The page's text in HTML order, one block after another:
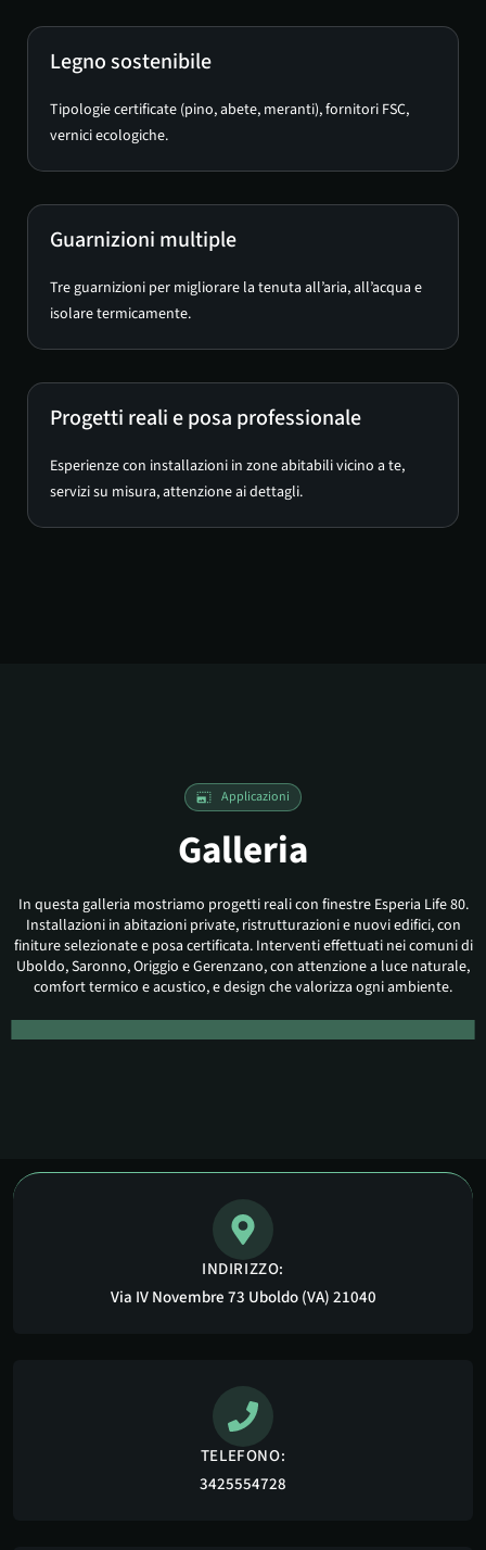
Legno sostenibile
Tipologie certificate (pino, abete, meranti), fornitori FSC,
vernici ecologiche.
Guarnizioni multiple
Tre guarnizioni per migliorare la tenuta all’aria, all’acqua e
isolare termicamente.
Progetti reali e posa professionale
Esperienze con installazioni in zone abitabili vicino a te,
servizi su misura, attenzione ai dettagli.
Applicazioni
Galleria
In questa galleria mostriamo progetti reali con finestre Esperia Life 80.
Installazioni in abitazioni private, ristrutturazioni e nuovi edifici, con
finiture selezionate e posa certificata. Interventi effettuati nei comuni di
Uboldo, Saronno, Origgio e Gerenzano, con attenzione a luce naturale,
comfort termico e acustico, e design che valorizza ogni ambiente.
INDIRIZZO:
Via IV Novembre 73 Uboldo (VA) 21040
TELEFONO:
3425554728